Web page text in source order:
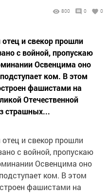
800 0 0
и свекор прошли
с войной, пропускаю
Освенцима оно
ком. В этом
фашистами на
Отечественной
страшных...
и свекор прошли
с войной, пропускаю
Освенцима оно
ком. В этом
фашистами на